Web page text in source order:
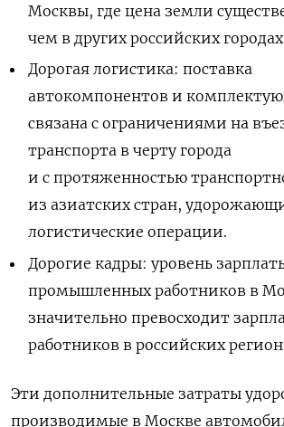
Москвы, где цена земли
чем в других российских
Дорогая логистика: поставка
автокомпонентов и
связана с ограничениями на
транспорта в черту города
и с протяженностью
из азиатских стран,
логистические операции.
Дорогие кадры: уровень
промышленных работников в
значительно превосходит
работников в российских
Эти дополнительные затраты
производимые в Москве